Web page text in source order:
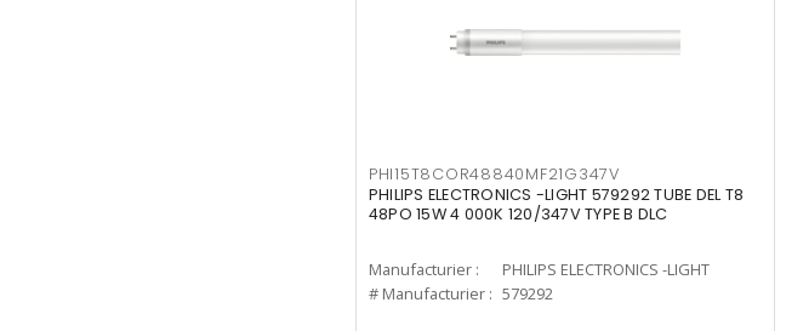
PHI15T8COR48840MF21G347V
PHILIPS ELECTRONICS -LIGHT 579292 TUBE DEL T8
48PO 15W 4 000K 120/347V TYPE B DLC
Manufacturier :
PHILIPS ELECTRONICS -LIGHT
# Manufacturier : 579292